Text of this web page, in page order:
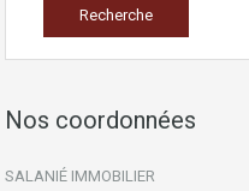
Nos coordonnées
SALANIÉ IMMOBILIER